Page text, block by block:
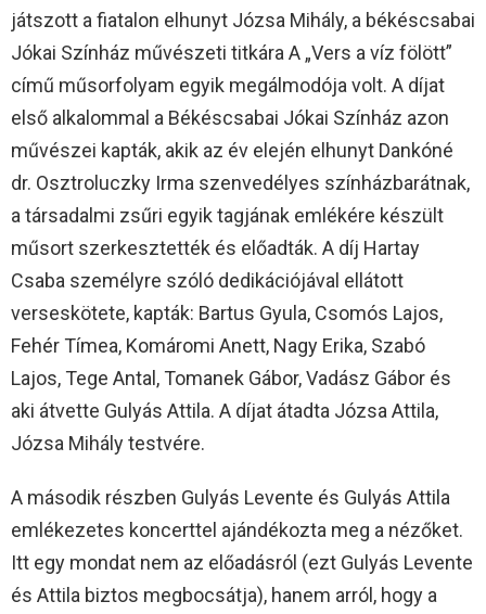
játszott a fiatalon elhunyt Józsa Mihály, a békéscsabai
Jókai Színház művészeti titkára A „Vers a víz fölött”
című műsorfolyam egyik megálmodója volt. A díjat
első alkalommal a Békéscsabai Jókai Színház azon
művészei kapták, akik az év elején elhunyt Dankóné
dr. Osztroluczky Irma szenvedélyes színházbarátnak,
a társadalmi zsűri egyik tagjának emlékére készült
műsort szerkesztették és előadták. A díj Hartay
Csaba személyre szóló dedikációjával ellátott
verseskötete, kapták: Bartus Gyula, Csomós Lajos,
Fehér Tímea, Komáromi Anett, Nagy Erika, Szabó
Lajos, Tege Antal, Tomanek Gábor, Vadász Gábor és
aki átvette Gulyás Attila. A díjat átadta Józsa Attila,
Józsa Mihály testvére.
A második részben Gulyás Levente és Gulyás Attila
emlékezetes koncerttel ajándékozta meg a nézőket.
Itt egy mondat nem az előadásról (ezt Gulyás Levente
és Attila biztos megbocsátja), hanem arról, hogy a